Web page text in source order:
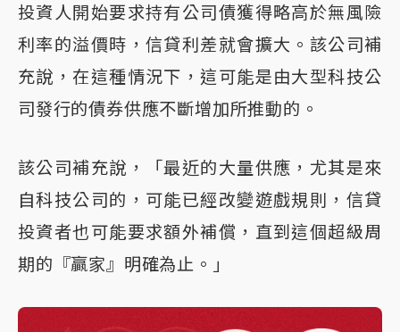
投資人開始要求持有公司債獲得略高於無風險
利率的溢價時，信貸利差就會擴大。該公司補
充說，在這種情況下，這可能是由大型科技公
司發行的債券供應不斷增加所推動的。
該公司補充說，「最近的大量供應，尤其是來
自科技公司的，可能已經改變遊戲規則，信貸
投資者也可能要求額外補償，直到這個超級周
期的『贏家』明確為止。」